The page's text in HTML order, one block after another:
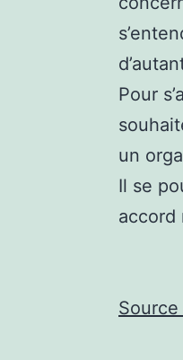
Pour
un
Il se
accord